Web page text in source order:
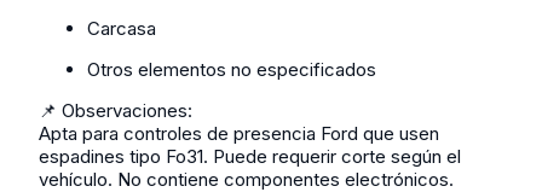
Carcasa
Otros elementos no especificados
📌 Observaciones:
Apta para controles de presencia Ford que usen
espadines tipo Fo31. Puede requerir corte según el
vehículo. No contiene componentes electrónicos.